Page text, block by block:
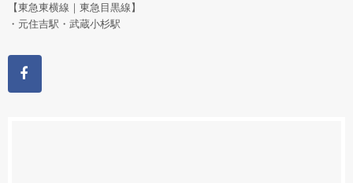
【東急東横線｜東急目黒線】
・元住吉駅・武蔵小杉駅